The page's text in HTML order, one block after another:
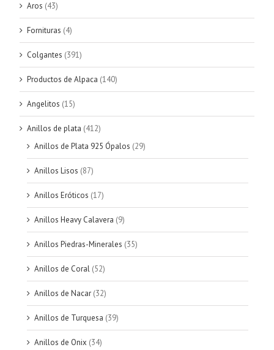
Aros (43)
Fornituras (4)
Colgantes (391)
Productos de Alpaca (140)
Angelitos (15)
Anillos de plata (412)
Anillos de Plata 925 Ópalos (29)
Anillos Lisos (87)
Anillos Eróticos (17)
Anillos Heavy Calavera (9)
Anillos Piedras-Minerales (35)
Anillos de Coral (52)
Anillos de Nacar (32)
Anillos de Turquesa (39)
Anillos de Onix (34)